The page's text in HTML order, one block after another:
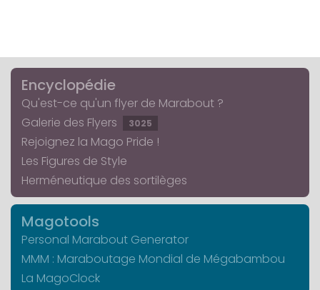
Encyclopédie
Qu'est-ce qu'un flyer de Marabout ?
Galerie des Flyers
3025
Rejoignez la Mago Pride !
Les Figures de Style
Herméneutique des sortilèges
Magotools
Personal Marabout Generator
MMM : Maraboutage Mondial de Mégabambou
La MagoClock